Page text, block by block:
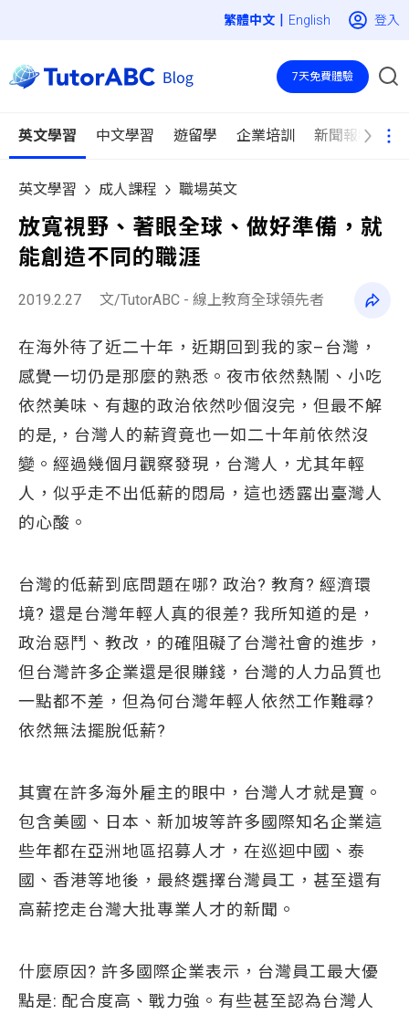
| English 登入
英文學習 中文學習 遊留學 企業培訓 新聞報導
7天免費體驗
英文學習 成人課程 職場英文
放寬視野、著眼全球、做好準備，就
能創造不同的職涯
2019.2.27 文/TutorABC - 線上教育全球領先者
在海外待了近二十年，近期回到我的家–台灣，
感覺一切仍是那麼的熟悉。夜市依然熱鬧、小吃
依然美味、有趣的政治依然吵個沒完，但最不解
的是,，台灣人的薪資竟也一如二十年前依然沒
變。經過幾個月觀察發現，台灣人，尤其年輕
人，似乎走不出低薪的悶局，這也透露出臺灣人
的心酸。
台灣的低薪到底問題在哪? 政治? 教育? 經濟環
境? 還是台灣年輕人真的很差? 我所知道的是，
政治惡鬥、教改，的確阻礙了台灣社會的進步，
但台灣許多企業還是很賺錢，台灣的人力品質也
一點都不差，但為何台灣年輕人依然工作難尋?
依然無法擺脫低薪?
其實在許多海外雇主的眼中，台灣人才就是寶。
包含美國、日本、新加坡等許多國際知名企業這
些年都在亞洲地區招募人才，在巡迴中國、泰
國、香港等地後，最終選擇台灣員工，甚至還有
高薪挖走台灣大批專業人才的新聞。
什麼原因? 許多國際企業表示，台灣員工最大優
點是: 配合度高、戰力強。有些甚至認為台灣人